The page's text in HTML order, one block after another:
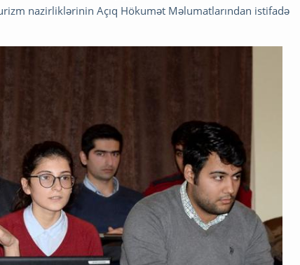
nazirliklərinin Açıq Hökumət Məlumatlarından istifadə